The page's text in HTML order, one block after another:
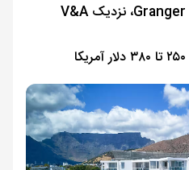
ساحل Granger Bay، نزدیک V&A